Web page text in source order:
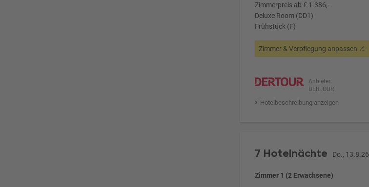
Zimmerpreis ab € 1.386,-
Deluxe Room (DD1)
Frühstück (F)
Zimmer & Verpflegung anpassen
Anbieter:
DERTOUR
Hotelbeschreibung anzeigen
7 Hotelnächte Do., 13.8.26
Zimmer 1 (2 Erwachsene)